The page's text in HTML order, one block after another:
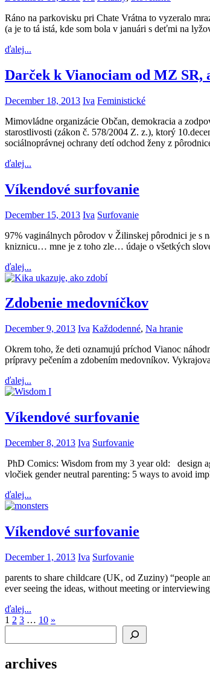
Ráno na parkovisku pri Chate Vrátna to vyzeralo
(a je to tá istá, kde som bola v januári s deťmi na
ďalej...
Darček k Vianociam od MZ
December 18, 2013 Iva Feministické
Mimovládne organizácie Občan, demokracia a
starostlivosti (zákon č. 578/2004 Z. z.), ktorý
sociálnoprávnej ochrany detí odchod ženy z
ďalej...
Víkendové surfovanie
December 15, 2013 Iva Surfovanie
97% vaginálnych pôrodov v Žilinskej pôrodnici je s
kniznicu… mne je z toho zle… údaje o všetkých
ďalej...
Zdobenie medovníčkov
December 9, 2013 Iva Každodenné, Na hranie
Okrem toho, že deti oznamujú príchod Vianoc
prípravy pečením a zdobením medovníkov.
ďalej...
Víkendové surfovanie
December 8, 2013 Iva Surfovanie
PhD Comics: Wisdom from my 3 year old: design
vločiek gender neutral parenting: 5 ways to avoid
ďalej...
Víkendové surfovanie
December 1, 2013 Iva Surfovanie
parents to share childcare (UK, od Zuziny) “people
ever seeing the ideas, without meeting or
ďalej...
Posts
1 2 3 … 10 Next
»
archives